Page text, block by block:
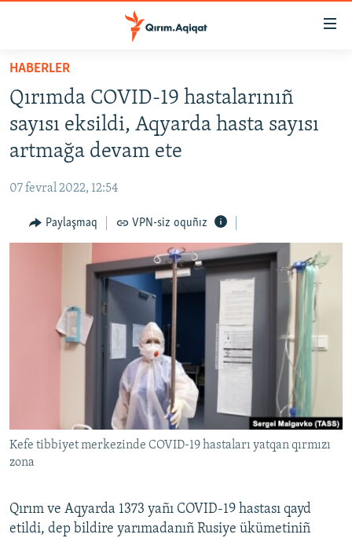
Esas
qaytmaq
Baş
navigatsiyağa
qaytmaq
Qıdıruvğa
HABERLER
SİYASET
İQTİSADİYAT
MEDENİYET
İNSAN AQLARI
BLOGLAR
QOŞULIÑIZ!
RFE/RS bütün saytları
HABERLER
Qırımda COVID-19 hastalarınıñ
sayısı eksildi, Aqyarda hasta sayısı
artmağa devam ete
07 fevral 2022, 12:54
Paylaşmaq VPN-siz oquñız
Kefe tibbiyet merkezinde COVID-19 hastaları yatqan qırmızı
zona
Qırım ve Aqyarda 1373 yañı COVID-19 hastası qayd
etildi, dep bildire yarımadanıñ Rusiye ükümetiniñ